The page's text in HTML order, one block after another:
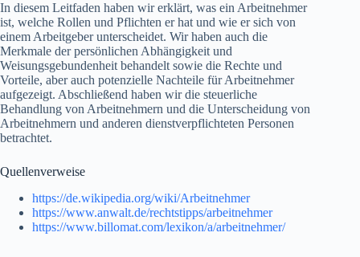
In diesem Leitfaden haben wir erklärt, was ein Arbeitnehmer
ist, welche Rollen und Pflichten er hat und wie er sich von
einem Arbeitgeber unterscheidet. Wir haben auch die
Merkmale der persönlichen Abhängigkeit und
Weisungsgebundenheit behandelt sowie die Rechte und
Vorteile, aber auch potenzielle Nachteile für Arbeitnehmer
aufgezeigt. Abschließend haben wir die steuerliche
Behandlung von Arbeitnehmern und die Unterscheidung von
Arbeitnehmern und anderen dienstverpflichteten Personen
betrachtet.
Quellenverweise
https://de.wikipedia.org/wiki/Arbeitnehmer
https://www.anwalt.de/rechtstipps/arbeitnehmer
https://www.billomat.com/lexikon/a/arbeitnehmer/